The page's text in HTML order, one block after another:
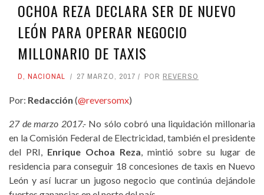
OCHOA REZA DECLARA SER DE NUEVO
LEÓN PARA OPERAR NEGOCIO
MILLONARIO DE TAXIS
D, NACIONAL 27 MARZO, 2017 POR REVERSO
Por: Redacción (@reversomx)
27 de marzo 2017.-No sólo cobró una liquidación millonaria
en la Comisión Federal de Electricidad, también el presidente
del PRI, Enrique Ochoa Reza, mintió sobre su lugar de
residencia para conseguir 18 concesiones de taxis en Nuevo
León y así lucrar un jugoso negocio que continúa dejándole